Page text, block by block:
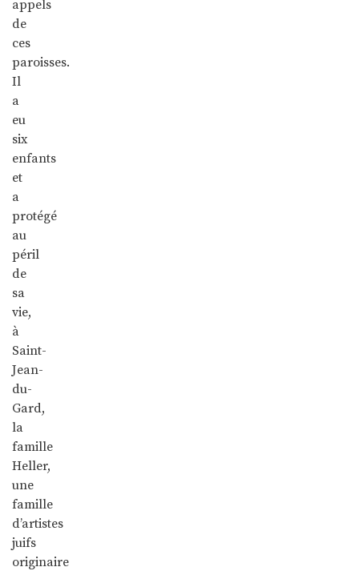
appels
de
ces
paroisses.
Il
a
eu
six
enfants
et
a
protégé
au
péril
de
sa
vie,
à
Saint-
Jean-
du-
Gard,
la
famille
Heller,
une
famille
d’artistes
juifs
originaire